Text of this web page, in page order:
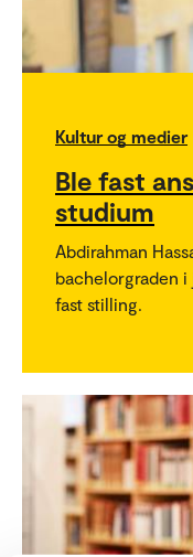
Kultur og medier
Ble fast
studium
Abdirahman
bachelorgraden
fast stilling.